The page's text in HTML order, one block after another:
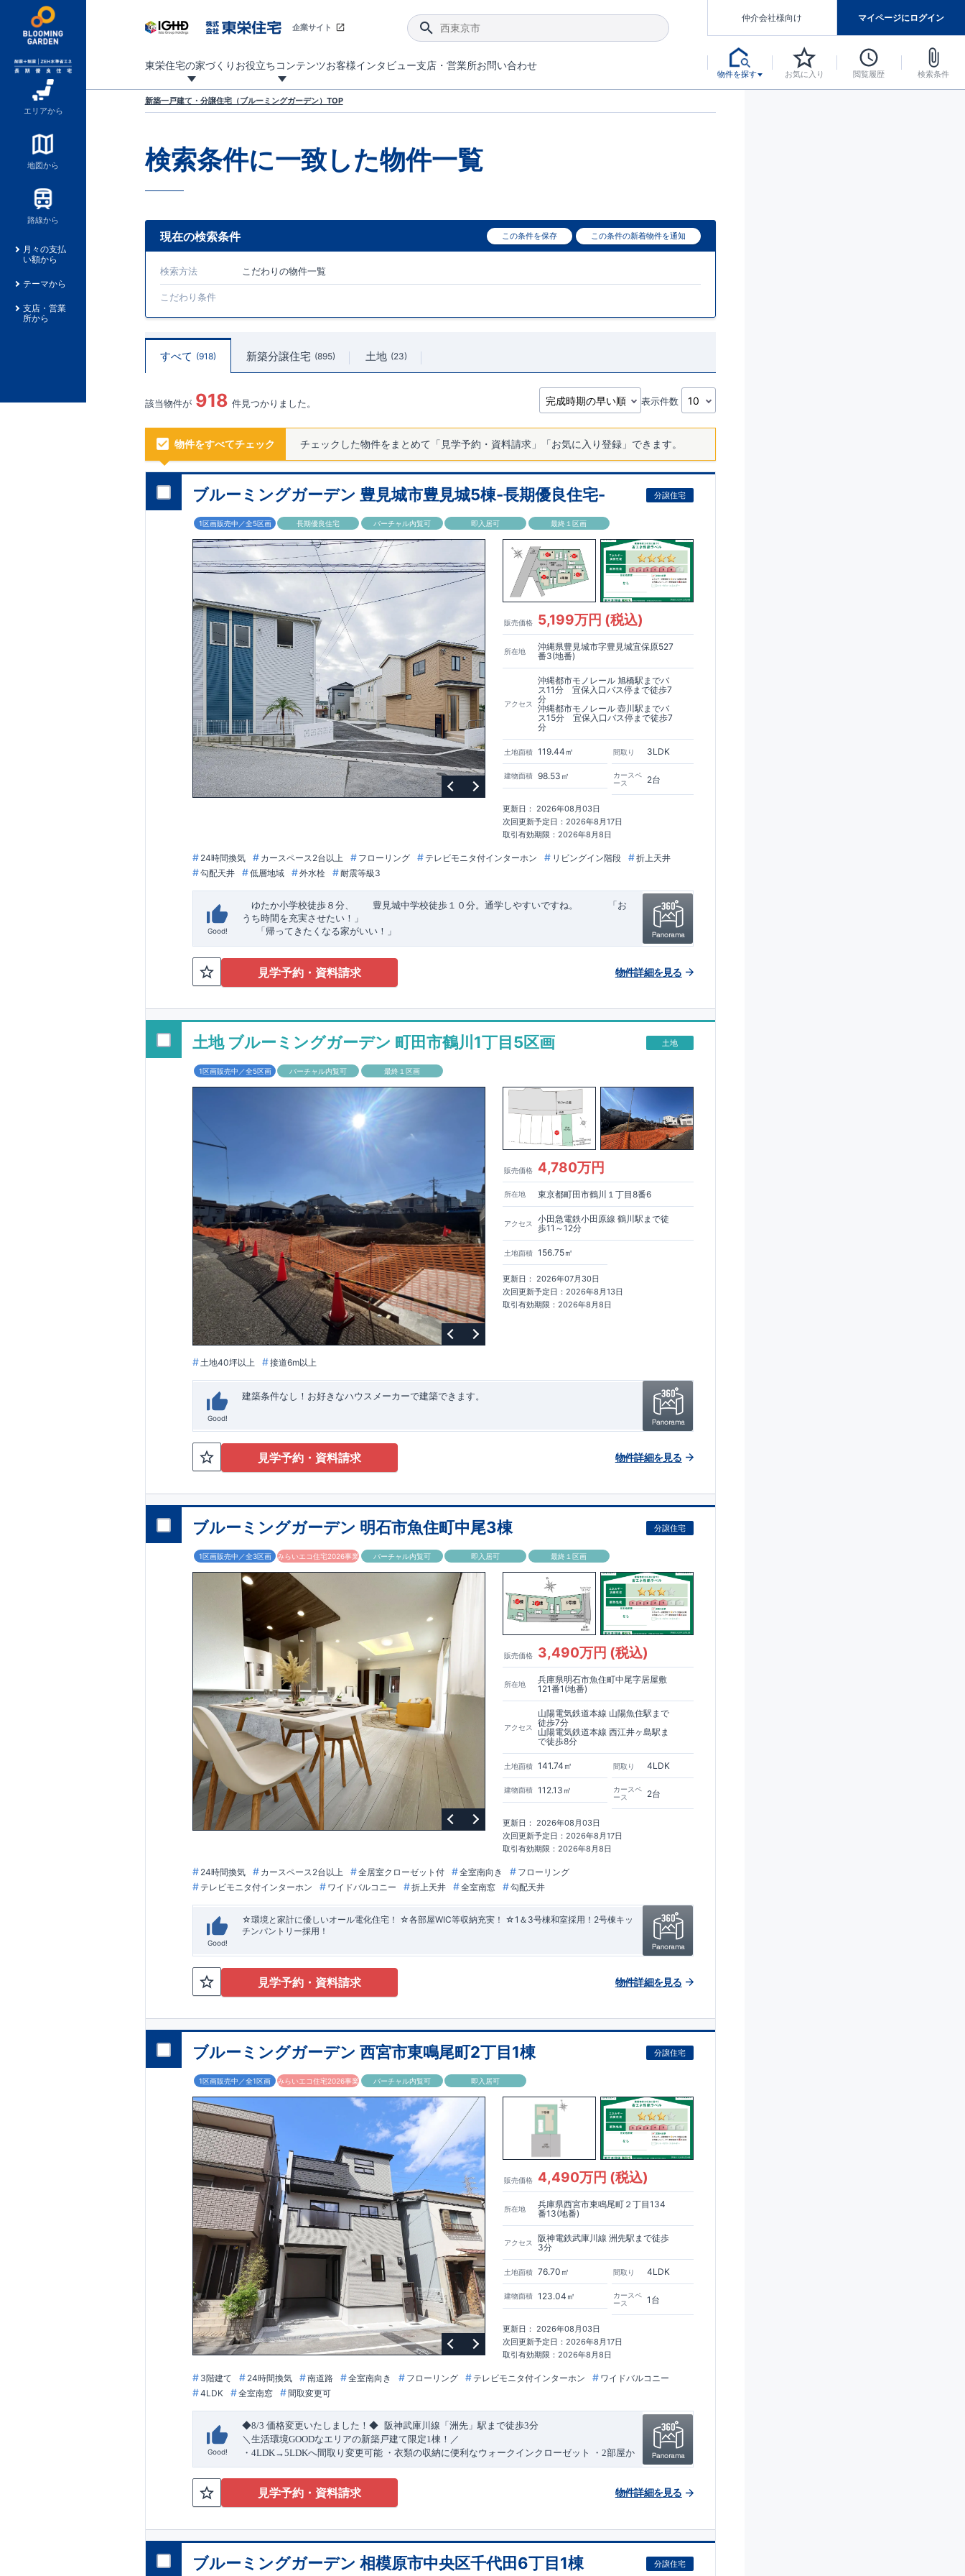
エリアから
地図から
路線から
月々の支払
い額から
テーマから
支店・営業
所から
企業サイト
東栄住宅の家づくり お役立ちコンテンツお客様インタビュー支店・営業所お問い合わせ
仲介会社様向け マイページにログイン
物件を探す お気に入り 閲覧履歴 検索条件
新築一戸建て・分譲住宅（ブルーミングガーデン）TOP
検索条件に一致した物件一覧
現在の検索条件 この条件を保存 この条件の新着物件を通知
検索方法 こだわりの物件一覧
こだわり条件
すべて 918 新築分譲住宅 895 土地 23
該当物件が 918 件見つかりました。 表示件数
物件をすべてチェック チェックした物件をまとめて「見学予約・資料請求」「お気に入り登録」できます。
ブルーミングガーデン 豊見城市豊見城5棟-長期優良住宅- 分譲住宅
1区画販売中／全5区画 長期優良住宅 バーチャル内覧可 即入居可 最終１区画
販売価格 5,199万円 (税込)
所在地
沖縄県豊見城市字豊見城宜保原527
番3(地番)
アクセス
沖縄都市モノレール 旭橋駅までバ
ス11分 宜保入口バス停まで徒歩7
分
沖縄都市モノレール 壺川駅までバ
ス15分 宜保入口バス停まで徒歩7
分
土地面積 119.44㎡
建物面積 98.53㎡
間取り 3LDK
カースペ
ース
2台
更新日： 2026年08月03日
次回更新予定日：2026年8月17日
取引有効期限：2026年8月8日
24時間換気 カースペース2台以上 フローリング テレビモニタ付インターホン リビングイン階段
折上天井
勾配天井
低層地域 外水栓 耐震等級3
Good!
ゆたか小学校徒歩８分、 豊見城中学校徒歩１０分。通学しやすいですね。
「お
うち時間を充実させたい！」
「帰ってきたくなる家がいい！」
TEL:098-860-2201（火・水曜日定休日、年末年始休み）
配ボックス・玄関電子キー・浴室換気乾燥機・防犯ガラス
■１階廻りの構造材は防腐・防蟻性を確保するため、構造用集成材にヒノキを使用しておりま
す！
■長期優良住宅もっと詳しく 「いい家を作って、きちんと手入れをして、長く大切に使う」
という考え方の下、 国が定めた7つの厳しい技術基準をクリアした物件だけが認定を受けられ
長期優良住宅として認定を受けるためには、国が定めた下記
つの技術基準をクリアする必要
があります。東栄住宅は全棟でクリア！①耐震性②劣化対策③維持管理性④住戸面積⑤省エネ
ルギー性⑥居住環境⑦維持保全管理
そのほかの魅力として、住宅ローン金利優遇、固定資産税の減税、中古市場での売却時にも有
「設計」と「建設」のダブルで
性能を評価されています！図面を第三者機関へ提出します。外部評価委員が建設中に 3回、竣
回の現場検査が行われます。構造の安定、劣化の軽減、維持管理への配慮、温熱環
境・エネルギー消費量（断熱等性能）の必須4分野、空気環境で、最高等級取得！ ■耐震等級
3
もっと詳しく 東栄住宅の建物は、国が定めた耐震最高等級
を取得。建築基準法に定め
られた、｢数百年に一度発生する地震に対して、倒壊、崩壊しない｣という基準から、さらに
1.5倍の耐震力を達成しています。 ■耐風等級2 災害時の損傷の受けにくさを評価されていま
す。建築基準法に定められている暴風による力（500年に1 度）のさらに 1.2倍の暴風に対して
も損傷を生じないことで耐風最高等級2を取得しています。
栄住宅は土地の仕入れ、設計、施工、販売、メンテナンスまで、すべてのプロセスに携わって
います。 ■アフターサポートもっと詳しく 快適に暮らすことができる住宅の品質を長
期にわたり維持するには、定期的な点検を実施することが重要です。 最大 60年間の保証制度
がございます。もちろん、定期点検以外でも万一不具合が発生した際は対応いたします。
当社こだわりの空間アイディアを ショート動画で
ご紹介しています。ここをクリック
見学予約・資料請求 物件詳細を見る
土地 ブルーミングガーデン 町田市鶴川1丁目5区画 土地
1区画販売中／全5区画 バーチャル内覧可 最終１区画
販売価格 4,780万円
所在地 東京都町田市鶴川１丁目8番6
アクセス
小田急電鉄小田原線 鶴川駅まで徒
歩11～12分
土地面積 156.75㎡
更新日： 2026年07月30日
次回更新予定日：2026年8月13日
取引有効期限：2026年8月8日
土地40坪以上 接道6m以上
Good!
建築条件なし！​お好きなハウスメーカーで建築できます。
見学予約・資料請求 物件詳細を見る
ブルーミングガーデン 明石市魚住町中尾3棟 分譲住宅
1区画販売中／全3区画 みらいエコ住宅2026事業 バーチャル内覧可 即入居可 最終１区画
販売価格 3,490万円 (税込)
所在地
兵庫県明石市魚住町中尾字居屋敷
121番1(地番)
アクセス
山陽電気鉄道本線 山陽魚住駅まで
徒歩7分
山陽電気鉄道本線 西江井ヶ島駅ま
で徒歩8分
土地面積 141.74㎡
建物面積 112.13㎡
間取り 4LDK
カースペ
ース
2台
更新日： 2026年08月03日
次回更新予定日：2026年8月17日
取引有効期限：2026年8月8日
24時間換気 カースペース2台以上 全居室クローゼット付 全室南向き
フローリング
テレビモニタ付インターホン
ワイドバルコニー 折上天井 全室南窓 勾配天井
Good!
☆環境と家計に優しいオール電化住宅！ ☆各部屋WIC等収納充実！ ☆1＆3号棟和室採用！2号棟キッ
チンパントリー採用！
見学予約・資料請求 物件詳細を見る
ブルーミングガーデン 西宮市東鳴尾町2丁目1棟 分譲住宅
1区画販売中／全1区画 みらいエコ住宅2026事業 バーチャル内覧可 即入居可
販売価格 4,490万円 (税込)
所在地
兵庫県西宮市東鳴尾町２丁目134
番13(地番)
アクセス
阪神電鉄武庫川線 洲先駅まで徒歩
3分
土地面積 76.70㎡
建物面積 123.04㎡
間取り 4LDK
カースペ
ース
1台
更新日： 2026年08月03日
次回更新予定日：2026年8月17日
取引有効期限：2026年8月8日
3階建て 24時間換気 南道路 全室南向き フローリング テレビモニタ付インターホン
ワイドバルコニー
4LDK
全室南窓 間取変更可
Good!
◆8/3 価格変更いたしました！◆​ 阪神武庫川線 「洲先」駅まで徒歩3分
＼生活環境GOODなエリアの新築戸建て限定1棟！／
・4LDK→5LDKへ間取り変更可能 ・衣類の収納に便利なウォークインクローゼット
・2部屋か
ら行き来できる続きバルコニー ・デザインと機能性を兼ね備えたオープンサニタリーirodori
・リビング全体を見渡せる対面キッチン
・網戸11万円(税込)で設置可能！
↓クリックすると特設ページにジャンプします↓
エントランス」が受賞いたしました！ ○耐震等級最高等級3 ・数百年に一度の地震に耐える
平日・休日ご内覧可能です！
見学予約・資料請求 物件詳細を見る
ブルーミングガーデン 相模原市中央区千代田6丁目1棟 分譲住宅